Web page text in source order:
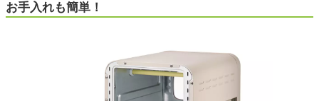
お手入れも簡単！